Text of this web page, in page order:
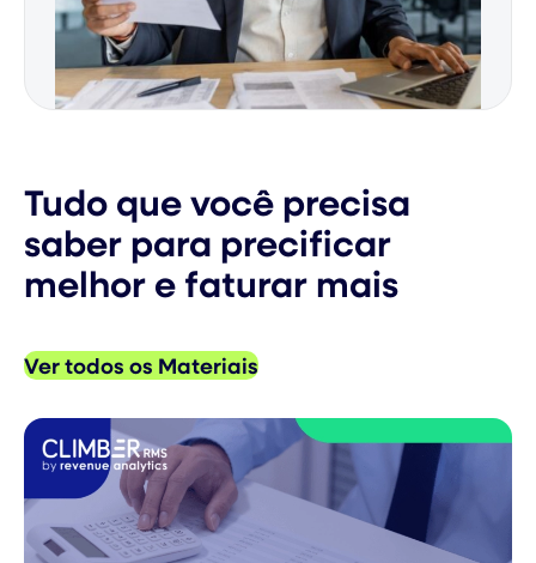
Tudo que você precisa
saber para precificar
melhor e faturar mais
Ver todos os Materiais